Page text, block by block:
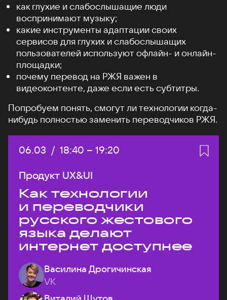
как глухие и слабослышащие люди
воспринимают музыку;
какие инструменты адаптации своих
сервисов для глухих и слабослышащих
пользователей используют офлайн- и онлайн-
площадки;
почему перевод на РЖЯ важен в
видеоконтенте, даже если есть субтитры.
Попробуем понять, смогут ли технологии когда-
нибудь полностью заменить переводчиков РЖЯ.
Дата:
06.03 / Начало:
18:40 – Конец:
19:20
Продукт UX&UI
Как технологии
и переводчики
русского жестового
языка делают
интернет доступнее
Василина Дрогичинская
VK